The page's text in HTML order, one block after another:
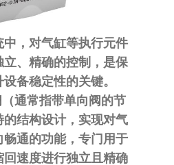
，对气缸等执行元件
、精确的控制，是保
备稳定性的关键。
（通常指带单向阀的节
结构设计，实现对气
通的功能，专门用于
速度进行独立且精确